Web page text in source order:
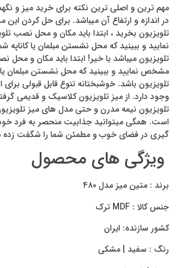
مهم ترین و اصلی ترین نکته برای خرید میز و
در اندازه و ارتفاع آن میباشد. برای حل کردن
تلویزیون بخرید ، ابتدا باید مکان و محل نصب
نمایید و ببینید که محل نشستن مبلمان یا
تلویزیون میباشد یا خیر! ابتدا باید مکان و محل
مشخص نمایید و ببینید که محل نشستن مبلمان
تلویزیون باشد. خوشبختانه تنوع قابل قبولی برای
وجود دارد. از میز تلویزیون کلاسیک و قدیمی
تلویزیون نیمه مدرن و حتی مدل های میز
است. همگی میتوانید جذابیت منحصر به فرد خود
گیری در فضای خوب و مطمئن شما را شگفت زده
ویژگی های محصول
برند : متین میز مدل ۴۸۰
جنس کالا : MDF ترک
کشور سازنده: ایران
رنگ : سفید | مشکی